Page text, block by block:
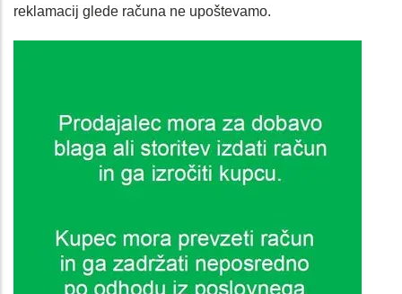
reklamacij glede računa ne upoštevamo.